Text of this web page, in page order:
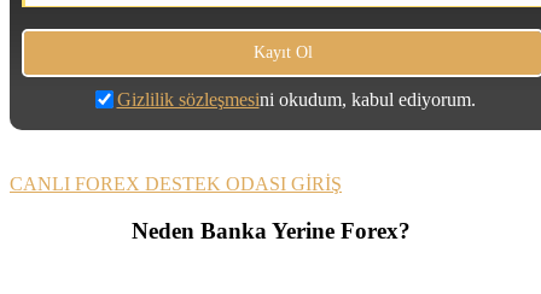
Gizlilik sözleşmesini okudum, kabul ediyorum.
CANLI FOREX DESTEK ODASI GİRİŞ
Neden Banka Yerine Forex?